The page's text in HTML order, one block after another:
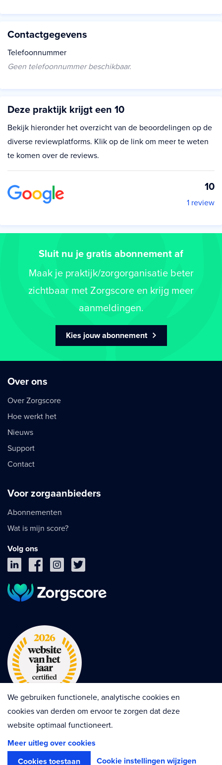
Contactgegevens
Telefoonnummer
Geen telefoonnummer beschikbaar.
Deze praktijk krijgt een 10
Bekijk hieronder het overzicht van de beoordelingen op de
diverse reviewplatforms. Klik op de link om meer te weten
te komen over de reviews.
10
1 review
Sluit nu je gratis abonnement af
Maak je praktijk/zorgorganisatie beter
zichtbaar met Zorgscore en krijg meer
aanmeldingen.
Kies jouw abonnement
Over ons
Over Zorgscore
Hoe werkt het
Nieuws
Support
Contact
Voor zorgaanbieders
Abonnementen
Wat is mijn score?
Volg ons
Privacy Cookies
Algemene voorwaarden
We gebruiken functionele, analytische cookies en
cookies van derden om ervoor te zorgen dat deze
website optimaal functioneert.
Meer uitleg over cookies
Cookies toestaan
Cookie instellingen wijzigen